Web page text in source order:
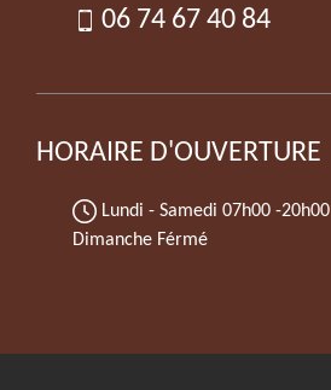
06 74 67 40 84
HORAIRE D'OUVERTURE
Lundi - Samedi 07h00 -20h00
Dimanche Férmé